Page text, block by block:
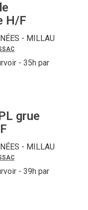
H/F
- MILLAU
- 35h par
grue
- MILLAU
- 39h par